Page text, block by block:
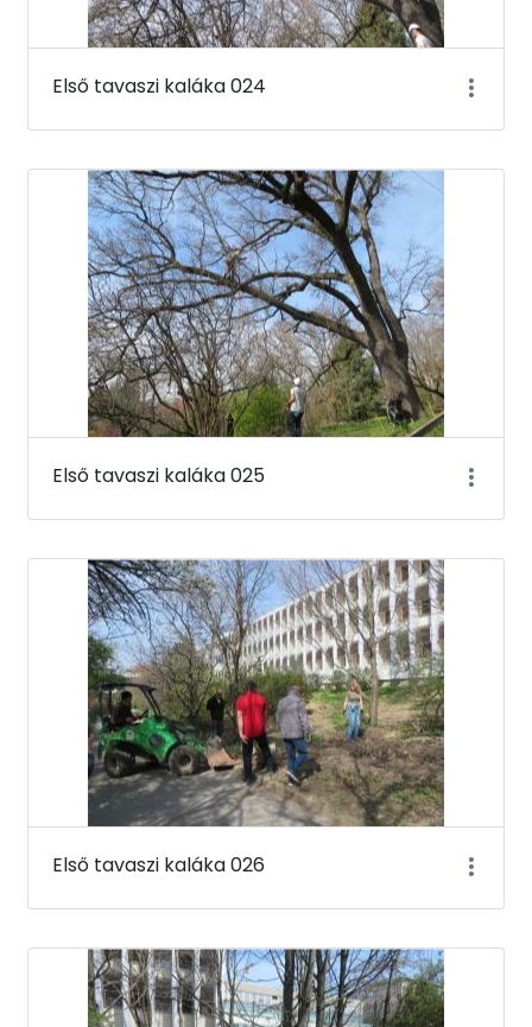
Első tavaszi kaláka 024
Első tavaszi kaláka 025
Első tavaszi kaláka 026